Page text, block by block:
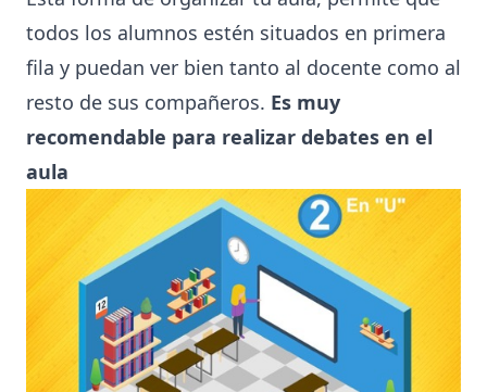
todos los alumnos estén situados en primera
fila y puedan ver bien tanto al docente como al
resto de sus compañeros. Es muy
recomendable para realizar debates en el
aula